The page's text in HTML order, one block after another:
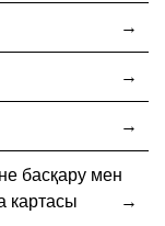
басқару мен
картасы